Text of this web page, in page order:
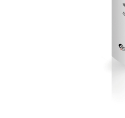
Ⅱ. e-HRM의 특징
Ⅴ. e-HRM의 도입 효
Ⅵ. e-HRM의 성공